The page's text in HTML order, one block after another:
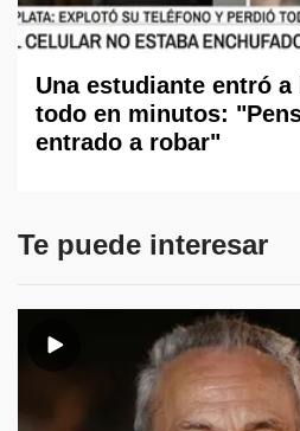
Una estudiante entró
todo en minutos:
entrado a robar"
Te puede interesar